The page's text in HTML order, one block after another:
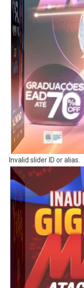
Invalid slider ID or alias.